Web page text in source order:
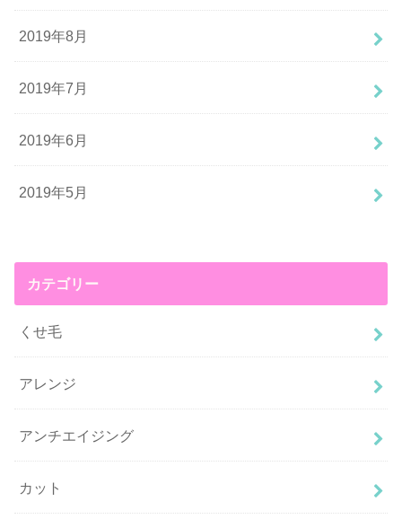
2019年8月
2019年7月
2019年6月
2019年5月
カテゴリー
くせ毛
アレンジ
アンチエイジング
カット